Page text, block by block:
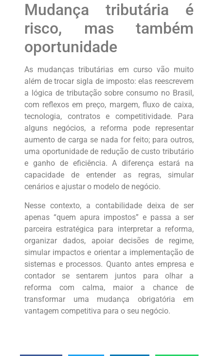
Mudança tributária é
risco, mas também
oportunidade
As mudanças tributárias em curso vão muito
além de trocar sigla de imposto: elas reescrevem
a lógica de tributação sobre consumo no Brasil,
com reflexos em preço, margem, fluxo de caixa,
tecnologia, contratos e competitividade. Para
alguns negócios, a reforma pode representar
aumento de carga se nada for feito; para outros,
uma oportunidade de redução de custo tributário
e ganho de eficiência. A diferença estará na
capacidade de entender as regras, simular
cenários e ajustar o modelo de negócio.
Nesse contexto, a contabilidade deixa de ser
apenas “quem apura impostos” e passa a ser
parceira estratégica para interpretar a reforma,
organizar dados, apoiar decisões de regime,
simular impactos e orientar a implementação de
sistemas e processos. Quanto antes empresa e
contador se sentarem juntos para olhar a
reforma com calma, maior a chance de
transformar uma mudança obrigatória em
vantagem competitiva para o seu negócio.